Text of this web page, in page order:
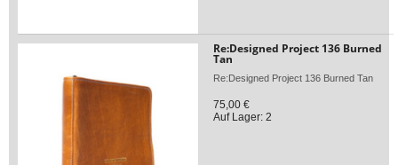
Re:Designed Project 136 Burned
Tan
Re:Designed Project 136 Burned Tan
75,00 €
Auf Lager: 2